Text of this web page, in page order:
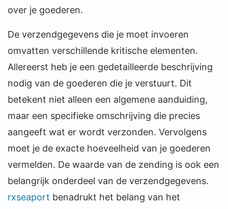
over je goederen.
De verzendgegevens die je moet invoeren
omvatten verschillende kritische elementen.
Allereerst heb je een gedetailleerde beschrijving
nodig van de goederen die je verstuurt. Dit
betekent niet alleen een algemene aanduiding,
maar een specifieke omschrijving die precies
aangeeft wat er wordt verzonden. Vervolgens
moet je de exacte hoeveelheid van je goederen
vermelden. De waarde van de zending is ook een
belangrijk onderdeel van de verzendgegevens.
rxseaport benadrukt het belang van het